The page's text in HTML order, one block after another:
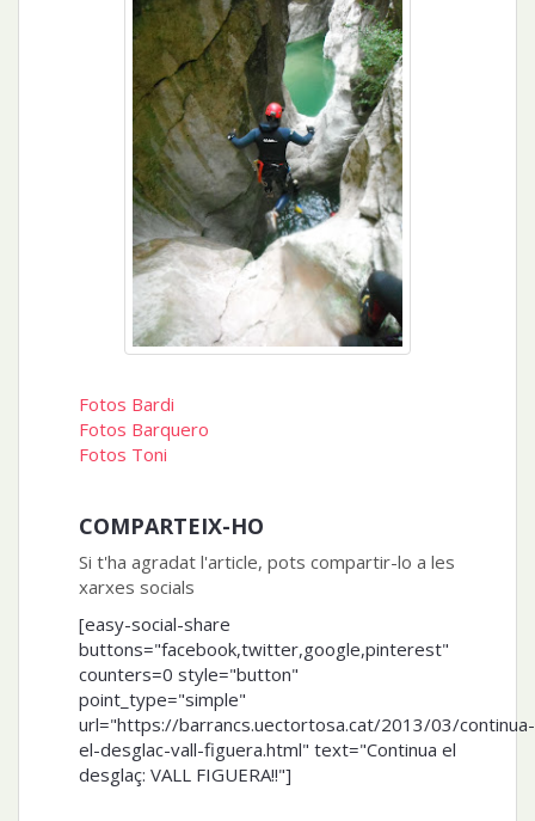
Fotos Bardi
Fotos Barquero
Fotos Toni
COMPARTEIX-HO
Si t'ha agradat l'article, pots compartir-lo a les
xarxes socials
[easy-social-share
buttons="facebook,twitter,google,pinterest"
counters=0 style="button"
point_type="simple"
url="https://barrancs.uectortosa.cat/2013/03/continua-
el-desglac-vall-figuera.html" text="Continua el
desglaç: VALL FIGUERA!!"]